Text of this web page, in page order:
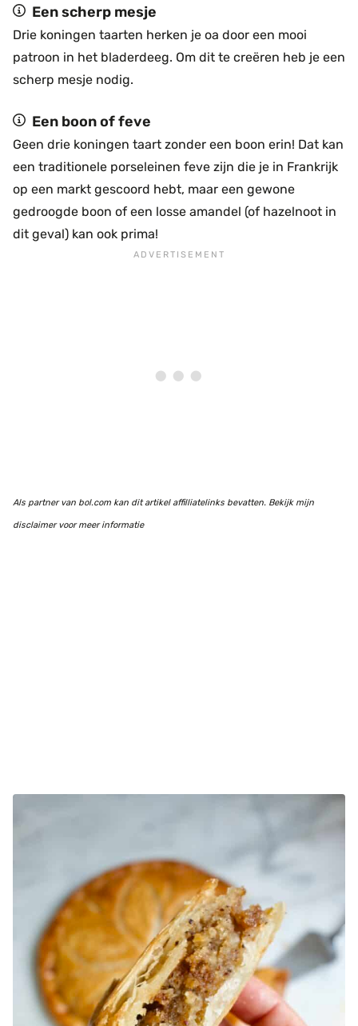
Een scherp mesje
Drie koningen taarten herken je oa door een mooi
patroon in het bladerdeeg. Om dit te creëren heb je een
scherp mesje nodig.
Een boon of feve
Geen drie koningen taart zonder een boon erin! Dat kan
een traditionele porseleinen feve zijn die je in Frankrijk
op een markt gescoord hebt, maar een gewone
gedroogde boon of een losse amandel (of hazelnoot in
dit geval) kan ook prima!
Als partner van bol.com kan dit artikel affilliatelinks bevatten. Bekijk mijn
disclaimer voor meer informatie